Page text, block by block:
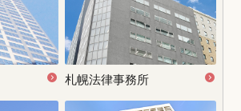
札幌法律事務所